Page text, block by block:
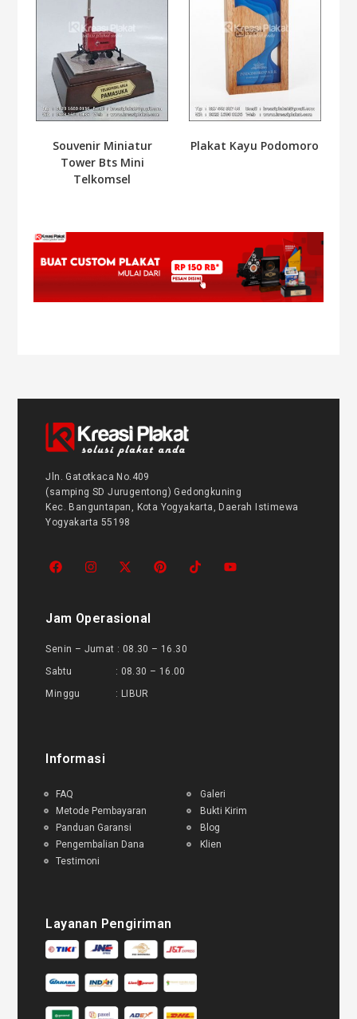
Souvenir Miniatur
Tower Bts Mini
Telkomsel
Plakat Kayu Podomoro
Jln. Gatotkaca No.409
(samping SD Jurugentong) Gedongkuning
Kec. Banguntapan, Kota Yogyakarta, Daerah Istimewa
Yogyakarta 55198
Jam Operasional
Senin – Jumat : 08.30 – 16.30
Sabtu : 08.30 – 16.00
Minggu : LIBUR
Informasi
FAQ
Metode Pembayaran
Panduan Garansi
Pengembalian Dana
Testimoni
Galeri
Bukti Kirim
Blog
Klien
Layanan Pengiriman